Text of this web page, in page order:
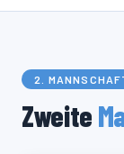
2.
Zweite